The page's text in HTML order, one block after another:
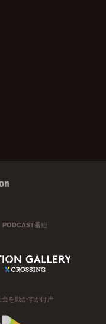
PODCAST番組
会を動かすかけ声